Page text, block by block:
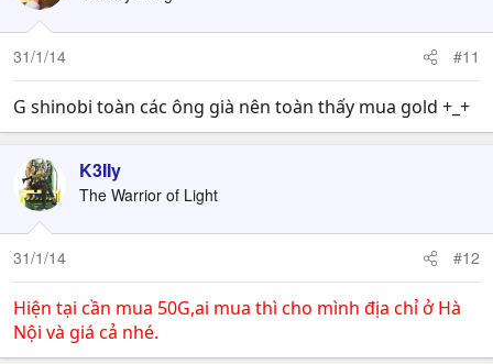
31/1/14 #11
G shinobi toàn các ông già nên toàn thấy mua gold +_+
K3IIy
The Warrior of Light
31/1/14 #12
Hiện tại cần mua 50G,ai mua thì cho mình địa chỉ ở Hà
Nội và giá cả nhé.